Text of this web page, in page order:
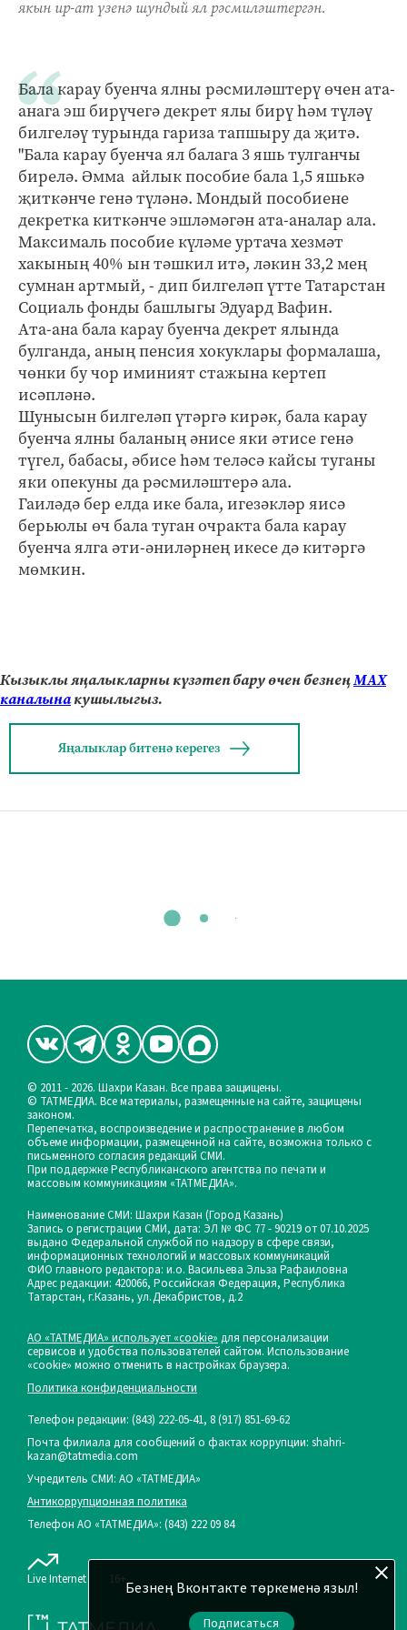
якын ир-ат үзенә шундый ял рәсмиләштергән.
Бала карау буенча ялны рәсмиләштерү өчен ата-
анага эш бирүчегә декрет ялы бирү һәм түләү
билгеләү турында гариза тапшыру да җитә.
"Бала карау буенча ял балага 3 яшь тулганчы
бирелә. Әмма айлык пособие бала 1,5 яшькә
җиткәнче генә түләнә. Мондый пособиене
декретка киткәнче эшләмәгән ата-аналар ала.
Максималь пособие күләме уртача хезмәт
хакының 40% ын тәшкил итә, ләкин 33,2 мең
сумнан артмый, - дип билгеләп үтте Татарстан
Социаль фонды башлыгы Эдуард Вафин.
Ата-ана бала карау буенча декрет ялында
булганда, аның пенсия хокуклары формалаша,
чөнки бу чор иминият стажына кертеп
исәпләнә.
Шунысын билгеләп үтәргә кирәк, бала карау
буенча ялны баланың әнисе яки әтисе генә
түгел, бабасы, әбисе һәм теләсә кайсы туганы
яки опекуны да рәсмиләштерә ала.
Гаиләдә бер елда ике бала, игезәкләр яисә
берьюлы өч бала туган очракта бала карау
буенча ялга әти-әниләрнең икесе дә китәргә
мөмкин.
Кызыклы яңалыкларны күзәтеп бару өчен безнеңМАХ
каналынакушылыгыз.
Яңалыклар битенә керегез
Безнең Вконтакте төркеменә языл!
Подписаться
© 2011 - 2026. Шахри Казан. Все права защищены.
© ТАТМЕДИА. Все материалы, размещенные на сайте, защищены
законом.
Перепечатка, воспроизведение и распространение в любом
объеме информации, размещенной на сайте, возможна только с
письменного согласия редакций СМИ.
При поддержке Республиканского агентства по печати и
массовым коммуникациям «ТАТМЕДИА».
Наименование СМИ: Шахри Казан (Город Казань)
Запись о регистрации СМИ, дата: ЭЛ № ФС 77 - 90219 от 07.10.2025
выдано Федеральной службой по надзору в сфере связи,
информационных технологий и массовых коммуникаций
ФИО главного редактора: и.о. Васильева Эльза Рафаиловна
Адрес редакции: 420066, Российская Федерация, Республика
Татарстан, г.Казань, ул.Декабристов, д.2
АО «ТАТМЕДИА» использует «cookie» для персонализации
сервисов и удобства пользователей сайтом. Использование
«cookie» можно отменить в настройках браузера.
Политика конфиденциальности
Телефон редакции: (843) 222-05-41, 8 (917) 851-69-62
Почта филиала для сообщений о фактах коррупции: shahri-
kazan@tatmedia.com
Учредитель СМИ: АО «ТАТМЕДИА»
Антикоррупционная политика
Телефон АО «ТАТМЕДИА»: (843) 222 09 84
Live Internet 16+